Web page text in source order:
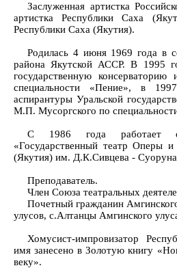
Заслуженная артистка
артистка Республики Саха
Республики Саха (Якутия).
Родилась 4 июня 1969 года в
района Якутской АССР. В 1995
государственную
специальности «Пение», в
аспирантуры Уральской
М.П. Мусоргского по
С 1986 года работает
«Государственный театр Оперы и
(Якутия) им. Д.К.Сивцева -
Преподаватель.
Член Союза театральных
Почетный гражданин
улусов, с.Алтанцы Амгинского
Хомусист-импровизатор
имя занесено в Золотую книгу
веку».